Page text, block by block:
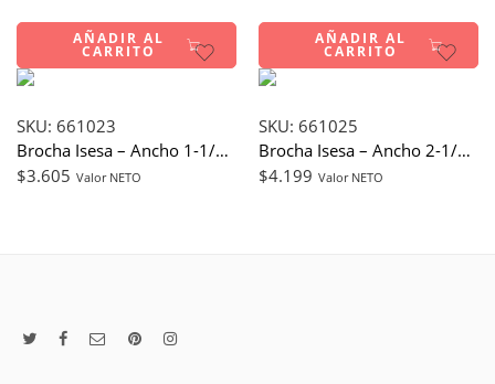
AÑADIR AL
CARRITO
SKU: 661023
Brocha Isesa – Ancho 1-1/2» – Espesor 5/8»
$3.605 Valor NETO
AÑADIR AL
CARRITO
SKU: 661025
Brocha Isesa – Ancho 2-1/2» – Espesor 5/8»
$4.199 Valor NETO